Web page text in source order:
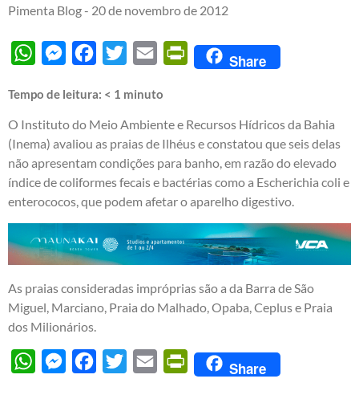
Pimenta Blog - 20 de novembro de 2012
WhatsAppMessengerFacebook
Twitter Email PrintFriendly
Share
Tempo de leitura: < 1 minuto
O Instituto do Meio Ambiente e Recursos Hídricos da Bahia
(Inema) avaliou as praias de Ilhéus e constatou que seis delas
não apresentam condições para banho, em razão do elevado
índice de coliformes fecais e bactérias como a Escherichia coli e
enterococos, que podem afetar o aparelho digestivo.
As praias consideradas impróprias são a da Barra de São
Miguel, Marciano, Praia do Malhado, Opaba, Ceplus e Praia
dos Milionários.
WhatsAppMessengerFacebook
Twitter Email PrintFriendly
Share